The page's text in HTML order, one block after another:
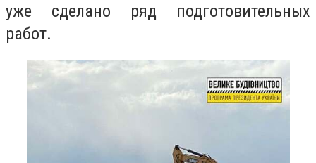
уже сделано ряд подготовительных
работ.